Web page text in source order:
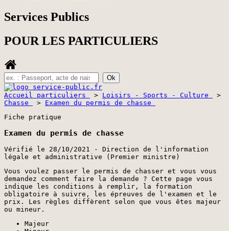
Services Publics
POUR LES PARTICULIERS
Accueil particuliers > Loisirs - Sports - Culture
>
Chasse
> Examen du permis de chasse
Fiche pratique
Examen du permis de chasse
Vérifié le 28/10/2021 - Direction de l'information
légale et administrative (Premier ministre)
Vous voulez passer le permis de chasser et vous vous
demandez comment faire la demande ? Cette page vous
indique les conditions à remplir, la formation
obligatoire à suivre, les épreuves de l'examen et le
prix. Les règles diffèrent selon que vous êtes majeur
ou mineur.
Majeur